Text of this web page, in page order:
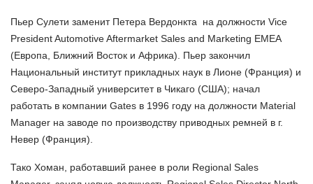
Пьер Сулети заменит Петера Вердонкта на должности Vice
President Automotive Aftermarket Sales and Marketing EMEA
(Европа, Ближний Восток и Африка). Пьер закончил
Национальный институт прикладных наук в Лионе (Франция) и
Северо-Западный университет в Чикаго (США); начал
работать в компании Gates в 1996 году на должности Material
Manager на заводе по производству приводных ремней в г.
Невер (Франция).
Тако Хоман, работавший ранее в роли Regional Sales